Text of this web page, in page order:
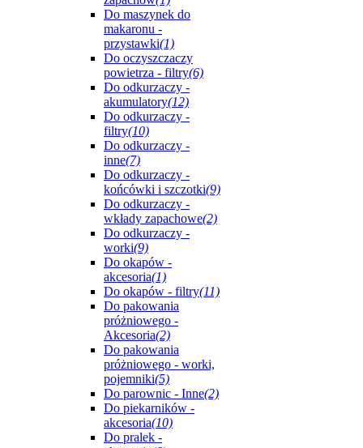
Do maszynek do
makaronu -
przystawki(1)
Do oczyszczaczy
powietrza - filtry(6)
Do odkurzaczy -
akumulatory(12)
Do odkurzaczy -
filtry(10)
Do odkurzaczy -
inne(7)
Do odkurzaczy -
końcówki i szczotki(9)
Do odkurzaczy -
wkłady zapachowe(2)
Do odkurzaczy -
worki(9)
Do okapów -
akcesoria(1)
Do okapów - filtry(11)
Do pakowania
próżniowego -
Akcesoria(2)
Do pakowania
próżniowego - worki,
pojemniki(5)
Do parownic - Inne(2)
Do piekarników -
akcesoria(10)
Do pralek -